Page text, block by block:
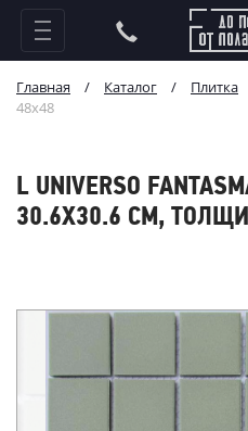
Главная / Каталог / Плитка
48x48
L UNIVERSO
30.6X30.6 СМ,